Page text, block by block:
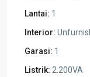
Lantai: 1
Interior:
Garasi: 1
Listrik: 2.200VA